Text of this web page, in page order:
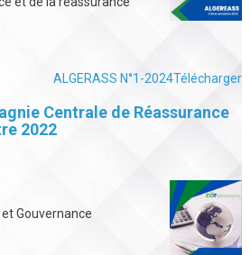
ALGERASS N°1-2024Télécharger
Centrale de Réassurance
2022
Gouvernance